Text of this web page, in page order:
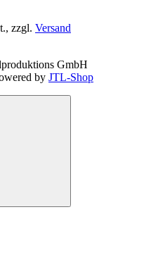
zzgl. Versand
GmbH
by JTL-Shop